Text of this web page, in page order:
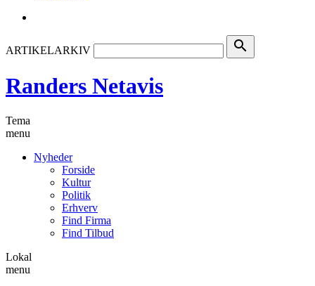
ARTIKELARKIV search
Randers Netavis
Tema
menu
Nyheder
Forside
Kultur
Politik
Erhverv
Find Firma
Find Tilbud
Lokal
menu